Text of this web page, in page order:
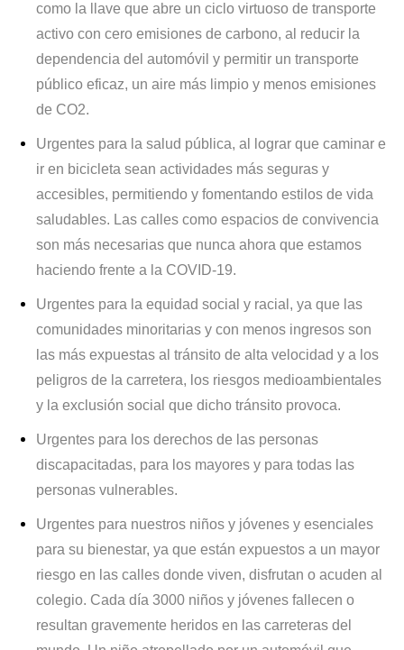
como la llave que abre un ciclo virtuoso de transporte
activo con cero emisiones de carbono, al reducir la
dependencia del automóvil y permitir un transporte
público eficaz, un aire más limpio y menos emisiones
de CO2.
Urgentes para la salud pública, al lograr que caminar e
ir en bicicleta sean actividades más seguras y
accesibles, permitiendo y fomentando estilos de vida
saludables. Las calles como espacios de convivencia
son más necesarias que nunca ahora que estamos
haciendo frente a la COVID-19.
Urgentes para la equidad social y racial, ya que las
comunidades minoritarias y con menos ingresos son
las más expuestas al tránsito de alta velocidad y a los
peligros de la carretera, los riesgos medioambientales
y la exclusión social que dicho tránsito provoca.
Urgentes para los derechos de las personas
discapacitadas, para los mayores y para todas las
personas vulnerables.
Urgentes para nuestros niños y jóvenes y esenciales
para su bienestar, ya que están expuestos a un mayor
riesgo en las calles donde viven, disfrutan o acuden al
colegio. Cada día 3000 niños y jóvenes fallecen o
resultan gravemente heridos en las carreteras del